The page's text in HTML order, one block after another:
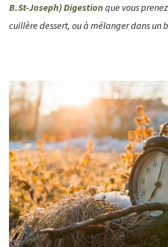
B.St-Joseph) Digestion que vous
cuillère dessert, ou à mélanger dans un